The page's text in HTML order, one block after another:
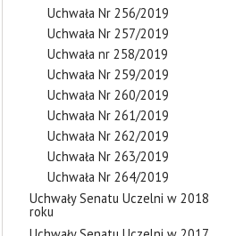
Uchwała Nr 256/2019
Uchwała Nr 257/2019
Uchwała nr 258/2019
Uchwała Nr 259/2019
Uchwała Nr 260/2019
Uchwała Nr 261/2019
Uchwała Nr 262/2019
Uchwała Nr 263/2019
Uchwała Nr 264/2019
Uchwały Senatu Uczelni w 2018
roku